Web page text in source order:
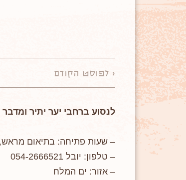
< לפוסט הקודם
לנסוע ברחבי יער יתיר ומדבר
– שעות פתיחה: בתיאום מראש,
– טלפון: יובל 054-2666521
– אזור: ים המלח